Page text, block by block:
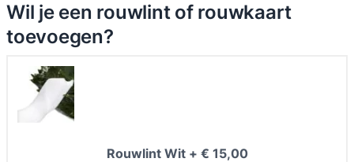
o
0
Wil je een rouwlint of rouwkaart
toevoegen?
Rouwlint Wit+ € 15,00